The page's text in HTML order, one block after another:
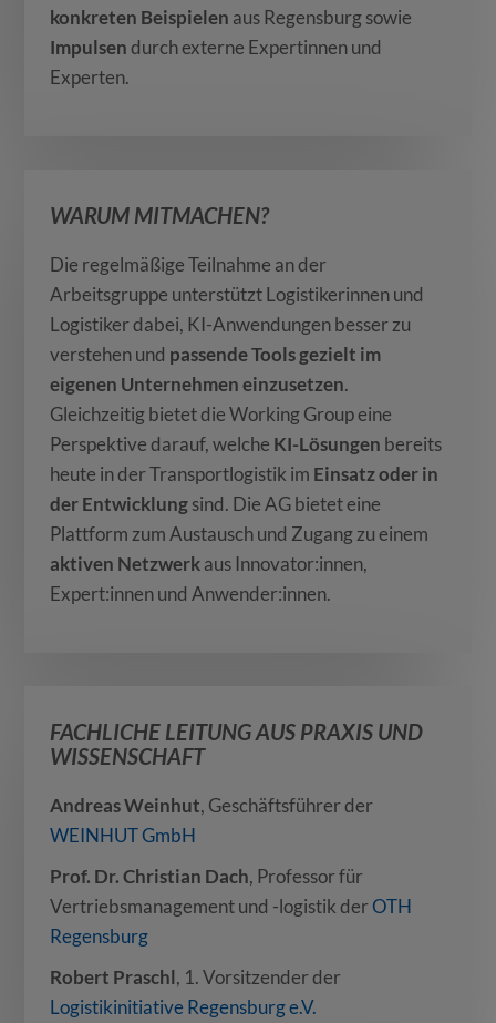
konkreten Beispielen aus Regensburg sowie
Impulsendurch externe Expertinnen und
Experten.
WARUM MITMACHEN?
Die regelmäßige Teilnahme an der
Arbeitsgruppe unterstützt Logistikerinnen und
Logistiker dabei, KI-Anwendungen besser zu
verstehen und passende Tools gezielt im
eigenen Unternehmen einzusetzen.
Gleichzeitig bietet die Working Group eine
Perspektive darauf, welche KI-Lösungen bereits
heute in der Transportlogistik im Einsatz oder in
der Entwicklungsind. Die AG bietet eine
Plattform zum Austausch und Zugang zu einem
aktiven Netzwerkaus Innovator:innen,
Expert:innen und Anwender:innen.
FACHLICHE LEITUNG AUS PRAXIS UND
WISSENSCHAFT
Andreas Weinhut, Geschäftsführer der
WEINHUT GmbH
Prof. Dr. Christian Dach, Professor für
Vertriebsmanagement und -logistik derOTH
Regensburg
Robert Praschl, 1. Vorsitzender der
Logistikinitiative Regensburg e.V.